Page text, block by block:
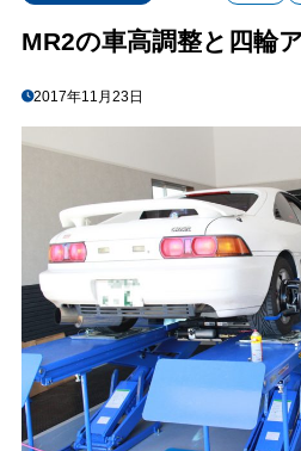
MR2の車高調整と四輪
2017年11月23日